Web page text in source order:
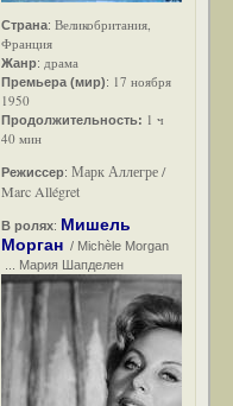
Страна:Великобритания,
Франция
Жанр: драма
Премьера (мир): 17 ноября
1950
Продолжительность: 1 ч
40 мин
Режиссер:Марк Аллегре /
Marc Allégret
В ролях: Мишель
Морган / Michèle Morgan
... Мария Шапделен